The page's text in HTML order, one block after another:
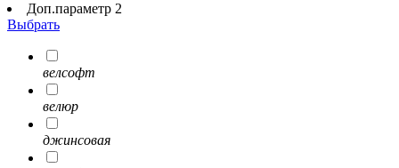
Доп.параметр 2
Выбрать
велсофт
велюр
джинсовая